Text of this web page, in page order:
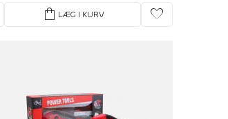
shopping_bag LÆG I KURV favorite